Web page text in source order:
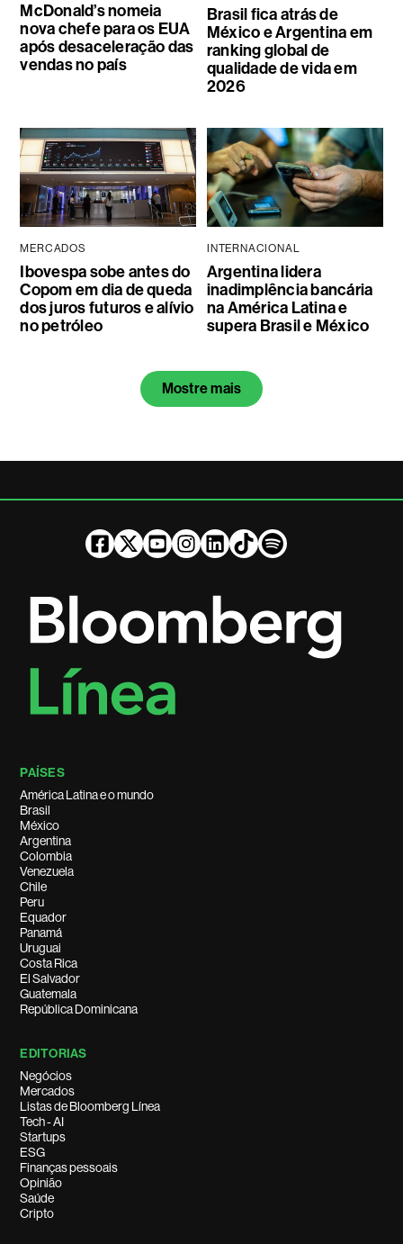
McDonald’s nomeia
nova chefe para os EUA
após desaceleração das
vendas no país
Brasil fica atrás de
México e Argentina em
ranking global de
qualidade de vida em
2026
MERCADOS
Ibovespa sobe antes do
Copom em dia de queda
dos juros futuros e alívio
no petróleo
INTERNACIONAL
Argentina lidera
inadimplência bancária
na América Latina e
supera Brasil e México
Mostre mais
PAÍSES
América Latina e o mundo
Brasil
México
Argentina
Colombia
Venezuela
Chile
Peru
Equador
Panamá
Uruguai
Costa Rica
El Salvador
Guatemala
República Dominicana
EDITORIAS
Negócios
Mercados
Listas de Bloomberg Línea
Tech - AI
Startups
ESG
Finanças pessoais
Opinião
Saúde
Cripto